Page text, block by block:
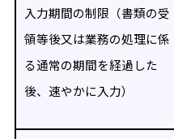
入力期間の制限（書類の受
領等後又は業務の処理に係
る通常の期間を経過した
後、速やかに入力）